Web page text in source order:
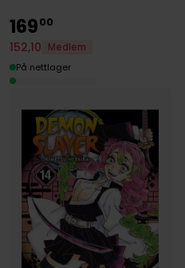
16900
152,10
Medlem
På nettlager